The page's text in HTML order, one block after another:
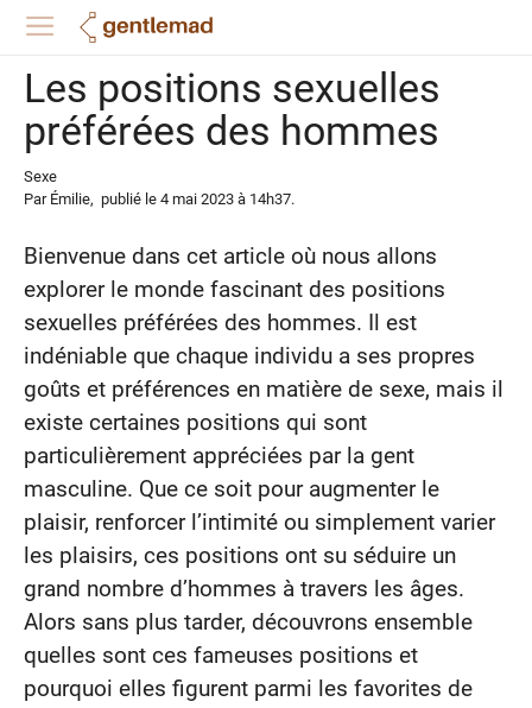
Les positions sexuelles
préférées des hommes
Sexe
Par Émilie, publié le 4 mai 2023 à 14h37.
Bienvenue dans cet article où nous allons
explorer le monde fascinant des positions
sexuelles préférées des hommes. Il est
indéniable que chaque individu a ses propres
goûts et préférences en matière de sexe, mais il
existe certaines positions qui sont
particulièrement appréciées par la gent
masculine. Que ce soit pour augmenter le
plaisir, renforcer l’intimité ou simplement varier
les plaisirs, ces positions ont su séduire un
grand nombre d’hommes à travers les âges.
Alors sans plus tarder, découvrons ensemble
quelles sont ces fameuses positions et
pourquoi elles figurent parmi les favorites de